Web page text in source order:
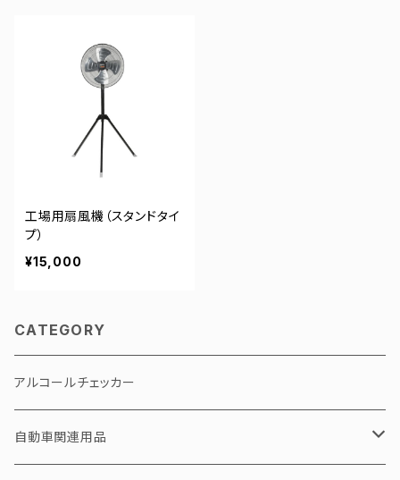
工場用扇風機（スタンドタイ
プ）
¥15,000
CATEGORY
アルコールチェッカー
自動車関連用品